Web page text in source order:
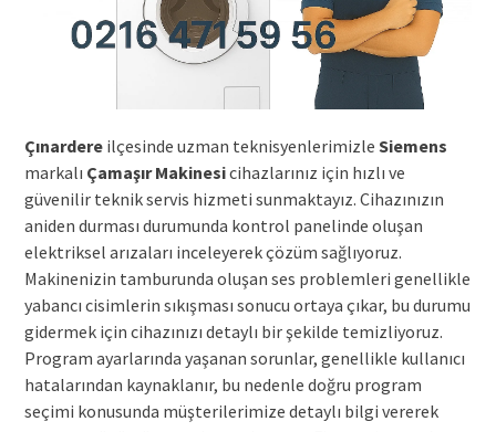
Çınardereilçesinde uzman teknisyenlerimizle Siemens
markalı Çamaşır Makinesicihazlarınız için hızlı ve
güvenilir teknik servis hizmeti sunmaktayız. Cihazınızın
aniden durması durumunda kontrol panelinde oluşan
elektriksel arızaları inceleyerek çözüm sağlıyoruz.
Makinenizin tamburunda oluşan ses problemleri genellikle
yabancı cisimlerin sıkışması sonucu ortaya çıkar, bu durumu
gidermek için cihazınızı detaylı bir şekilde temizliyoruz.
Program ayarlarında yaşanan sorunlar, genellikle kullanıcı
hatalarından kaynaklanır, bu nedenle doğru program
seçimi konusunda müşterilerimize detaylı bilgi vererek